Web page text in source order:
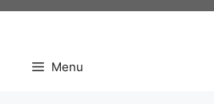
Menu